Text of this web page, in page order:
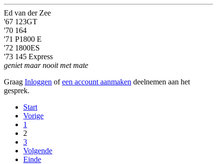
Ed van der Zee
'67 123GT
'70 164
'71 P1800 E
'72 1800ES
'73 145 Express
geniet maar nooit met mate
Graag Inloggen ofeen account aanmaken deelnemen aan het
gesprek.
Start
Vorige
1
2
3
Volgende
Einde